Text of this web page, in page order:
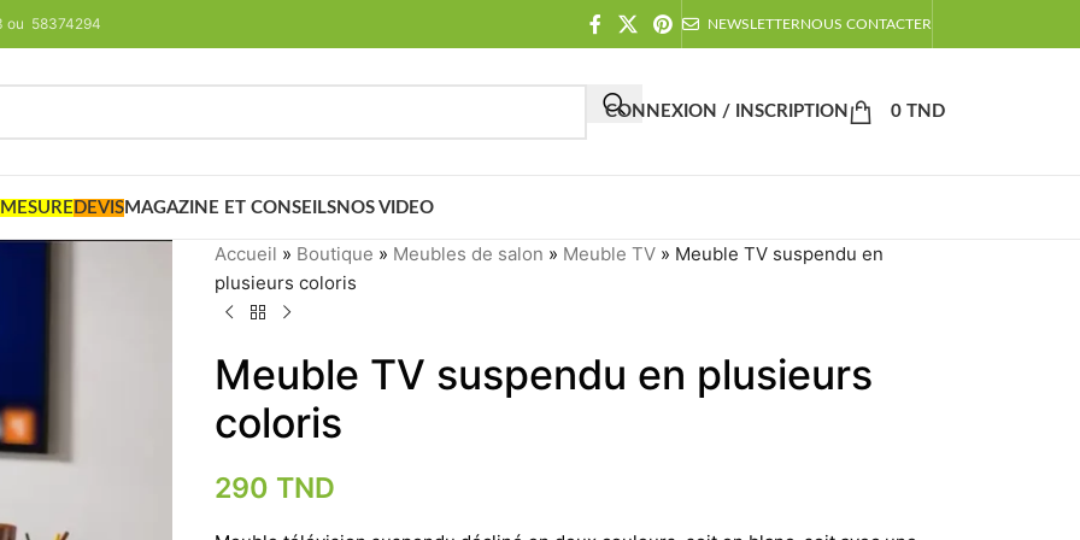
ou 58374294 NEWSLETTERNOUS CONTACTER
CONNEXION / INSCRIPTION 0 TND
DEVIS MAGAZINE ET CONSEILS NOS VIDEO
Accueil » Boutique » Meubles de salon » Meuble TV» Meuble TV suspendu en
plusieurs coloris
Meuble TV suspendu en plusieurs
coloris
290 TND